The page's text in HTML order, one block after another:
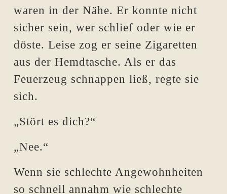
waren in der Nähe. Er konnte nicht
sicher sein, wer schlief oder wie er
döste. Leise zog er seine Zigaretten
aus der Hemdtasche. Als er das
Feuerzeug schnappen ließ, regte sie
sich.
„Stört es dich?“
„Nee.“
Wenn sie schlechte Angewohnheiten
so schnell annahm wie schlechte